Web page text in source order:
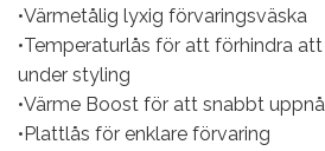
•Värmetålig lyxig förvaringsväska
•Temperaturlås för att förhindra
under styling
•Värme Boost för att snabbt
•Plattlås för enklare förvaring